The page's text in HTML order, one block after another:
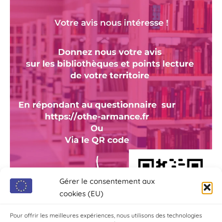
Gérer le consentement aux
cookies (EU)
Pour offrir les meilleures expériences, nous utilisons des technologies